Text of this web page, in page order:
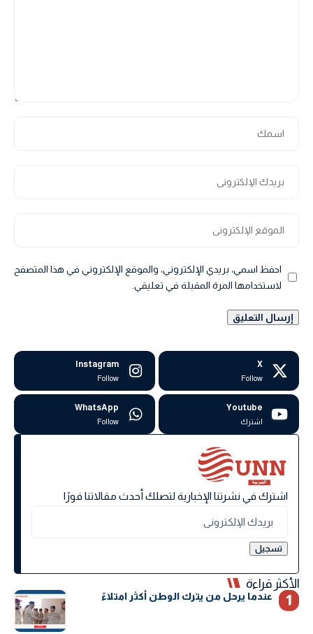
احفظ اسمي، بريدي الإلكتروني، والموقع الإلكتروني في هذا المتصفح
لاستخدامها المرة المقبلة في تعليقي.
X
Follow
Instagram
Follow
Youtube
اشترك
WhatsApp
Follow
اشترك في نشرتنا الإخبارية لتصلك أحدث مقالاتنا فورًا
الأكثر قراءة
عندما يرحل من يترك الوطن أكثر امتلاءً